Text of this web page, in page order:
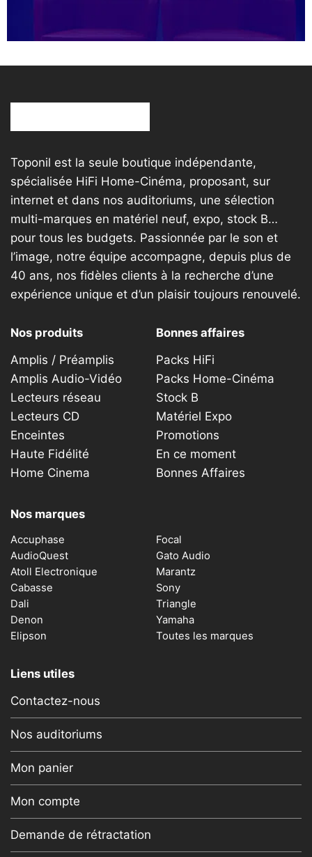
Toponil est la seule boutique indépendante,
spécialisée HiFi Home-Cinéma, proposant, sur
internet et dans nos auditoriums, une sélection
multi-marques en matériel neuf, expo, stock B…
pour tous les budgets. Passionnée par le son et
l’image, notre équipe accompagne, depuis plus de
40 ans, nos fidèles clients à la recherche d’une
expérience unique et d’un plaisir toujours renouvelé.
Nos produits
Amplis / Préamplis
Amplis Audio-Vidéo
Lecteurs réseau
Lecteurs CD
Enceintes
Haute Fidélité
Home Cinema
Bonnes affaires
Packs HiFi
Packs Home-Cinéma
Stock B
Matériel Expo
Promotions
En ce moment
Bonnes Affaires
Nos marques
Accuphase
AudioQuest
Atoll Electronique
Cabasse
Dali
Denon
Elipson
Focal
Gato Audio
Marantz
Sony
Triangle
Yamaha
Toutes les marques
Liens utiles
Contactez-nous
Nos auditoriums
Mon panier
Mon compte
Demande de rétractation